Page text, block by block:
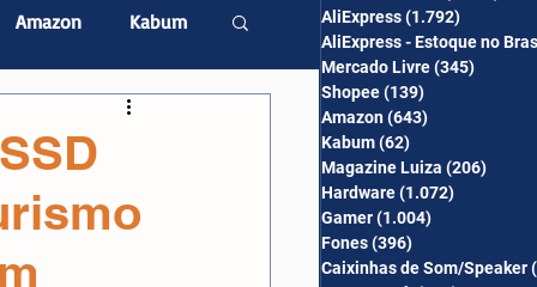
Amazon Kabum
Projetor
Terabyte Banggood
AliExpress(1.792)
AliExpress - Estoque no
Mercado Livre(345)
Shopee(139)
Amazon(643)
Kabum(62)
Magazine Luiza (206)
Hardware(1.072)
Gamer(1.004)
Fones(396)
Caixinhas de Som/Speaker